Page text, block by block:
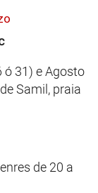
ó 31) e Agosto
Samil, praia
de 20 a